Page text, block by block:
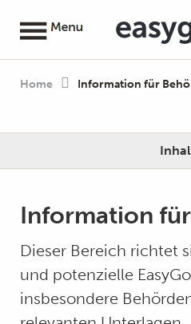
Home Information für
Information
Dieser Bereich richtet
und potenzielle
insbesondere